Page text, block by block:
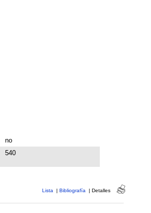
no
540
Lista | Bibliografía | Detalles